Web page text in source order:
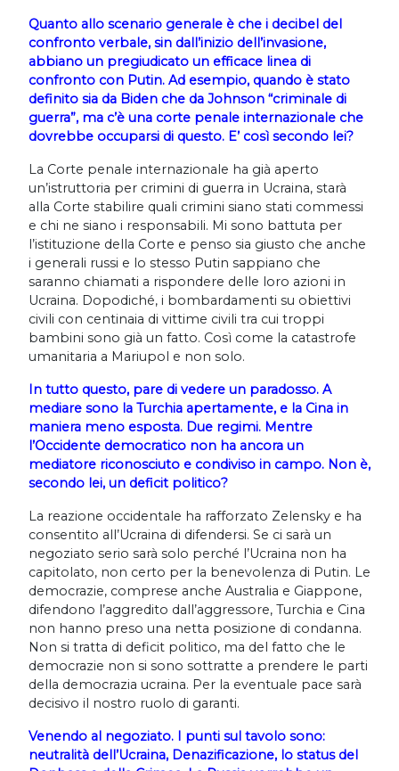
Quanto allo scenario generale è che i decibel del
confronto verbale, sin dall’inizio dell’invasione,
abbiano un pregiudicato un efficace linea di
confronto con Putin. Ad esempio, quando è stato
definito sia da Biden che da Johnson “criminale di
guerra”, ma c’è una corte penale internazionale che
dovrebbe occuparsi di questo. E’ così secondo lei?
La Corte penale internazionale ha già aperto
un’istruttoria per crimini di guerra in Ucraina, starà
alla Corte stabilire quali crimini siano stati commessi
e chi ne siano i responsabili. Mi sono battuta per
l’istituzione della Corte e penso sia giusto che anche
i generali russi e lo stesso Putin sappiano che
saranno chiamati a rispondere delle loro azioni in
Ucraina. Dopodiché, i bombardamenti su obiettivi
civili con centinaia di vittime civili tra cui troppi
bambini sono già un fatto. Così come la catastrofe
umanitaria a Mariupol e non solo.
In tutto questo, pare di vedere un paradosso. A
mediare sono la Turchia apertamente, e la Cina in
maniera meno esposta. Due regimi. Mentre
l’Occidente democratico non ha ancora un
mediatore riconosciuto e condiviso in campo. Non è,
secondo lei, un deficit politico?
La reazione occidentale ha rafforzato Zelensky e ha
consentito all’Ucraina di difendersi. Se ci sarà un
negoziato serio sarà solo perché l’Ucraina non ha
capitolato, non certo per la benevolenza di Putin. Le
democrazie, comprese anche Australia e Giappone,
difendono l’aggredito dall’aggressore, Turchia e Cina
non hanno preso una netta posizione di condanna.
Non si tratta di deficit politico, ma del fatto che le
democrazie non si sono sottratte a prendere le parti
della democrazia ucraina. Per la eventuale pace sarà
decisivo il nostro ruolo di garanti.
Venendo al negoziato. I punti sul tavolo sono:
neutralità dell’Ucraina, Denazificazione, lo status del